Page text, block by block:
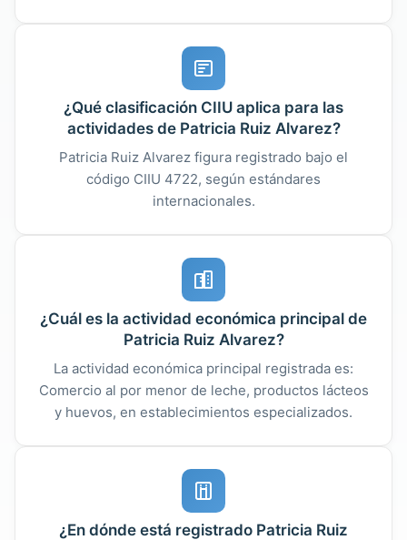
¿Qué clasificación CIIU aplica para las
actividades de Patricia Ruiz Alvarez?
Patricia Ruiz Alvarez figura registrado bajo el
código CIIU 4722, según estándares
internacionales.
¿Cuál es la actividad económica principal de
Patricia Ruiz Alvarez?
La actividad económica principal registrada es:
Comercio al por menor de leche, productos lácteos
y huevos, en establecimientos especializados.
¿En dónde está registrado Patricia Ruiz